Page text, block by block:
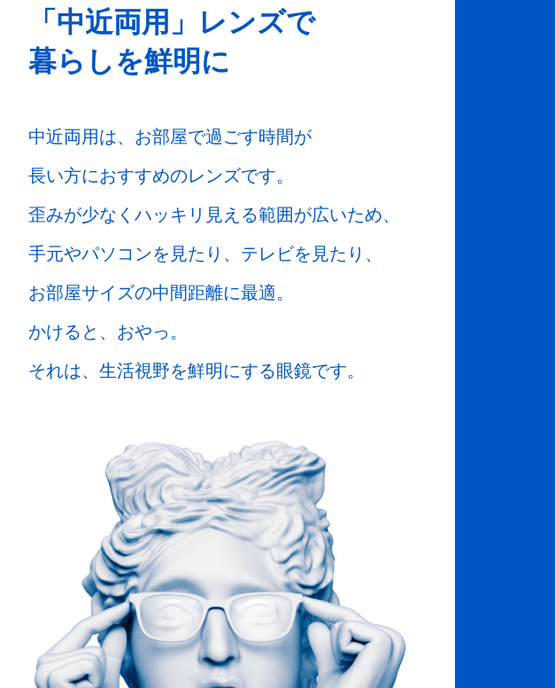
「中近両用」レンズで
暮らしを鮮明に
中近両用は、お部屋で過ごす時間が
長い方におすすめのレンズです。
歪みが少なくハッキリ見える範囲が広いため、
手元やパソコンを見たり、テレビを見たり、
お部屋サイズの中間距離に最適。
かけると、おやっ。
それは、生活視野を鮮明にする眼鏡です。